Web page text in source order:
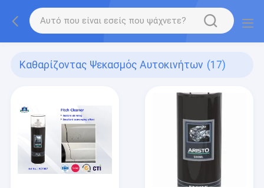
Καθαρίζοντας Ψεκασμός Αυτοκινήτων (17)